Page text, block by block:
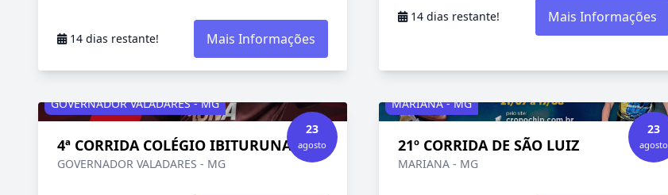
14 dias restante! Mais Informações
14 dias restante! Mais Informações
23
agosto
GOVERNADOR VALADARES - MG
4ª CORRIDA COLÉGIO IBITURUNA 2026
GOVERNADOR VALADARES - MG
23
agosto
MARIANA - MG
21º CORRIDA DE SÃO LUIZ
MARIANA - MG